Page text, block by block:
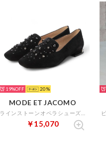
19% 20
MODE ET JACOMO
￥15,070